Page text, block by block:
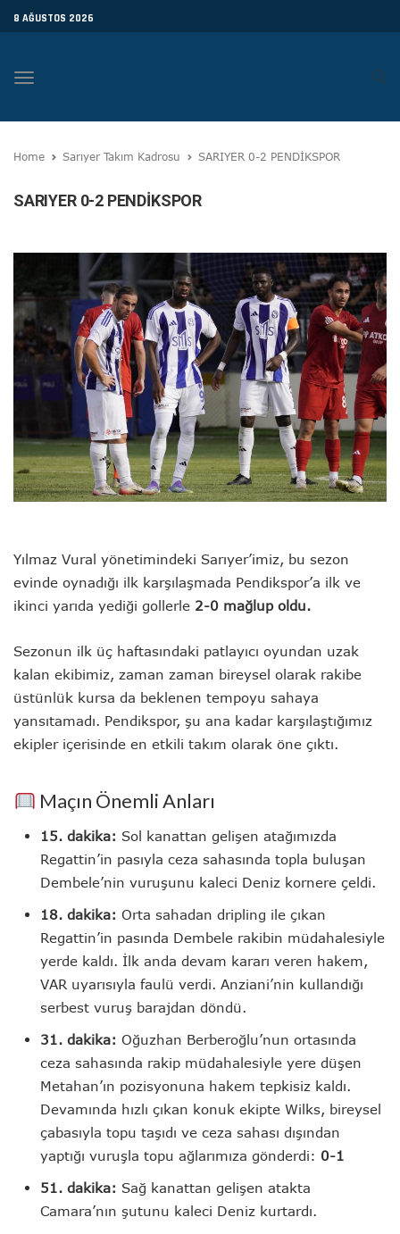
8 AĞUSTOS 2026
Toggle
Home Sarıyer Takım Kadrosu SARIYER 0-2 PENDİKSPOR
SARIYER 0-2 PENDİKSPOR
Yılmaz Vural yönetimindeki Sarıyer’imiz, bu sezon
evinde oynadığı ilk karşılaşmada Pendikspor’a ilk ve
ikinci yarıda yediği gollerle 2-0 mağlup oldu.
Sezonun ilk üç haftasındaki patlayıcı oyundan uzak
kalan ekibimiz, zaman zaman bireysel olarak rakibe
üstünlük kursa da beklenen tempoyu sahaya
yansıtamadı. Pendikspor, şu ana kadar karşılaştığımız
ekipler içerisinde en etkili takım olarak öne çıktı.
Maçın Önemli Anları
15. dakika: Sol kanattan gelişen atağımızda
Regattin’in pasıyla ceza sahasında topla buluşan
Dembele’nin vuruşunu kaleci Deniz kornere çeldi.
18. dakika: Orta sahadan dripling ile çıkan
Regattin’in pasında Dembele rakibin müdahalesiyle
yerde kaldı. İlk anda devam kararı veren hakem,
VAR uyarısıyla faulü verdi. Anziani’nin kullandığı
serbest vuruş barajdan döndü.
31. dakika: Oğuzhan Berberoğlu’nun ortasında
ceza sahasında rakip müdahalesiyle yere düşen
Metahan’ın pozisyonuna hakem tepkisiz kaldı.
Devamında hızlı çıkan konuk ekipte Wilks, bireysel
çabasıyla topu taşıdı ve ceza sahası dışından
yaptığı vuruşla topu ağlarımıza gönderdi: 0-1
51. dakika: Sağ kanattan gelişen atakta
Camara’nın şutunu kaleci Deniz kurtardı.